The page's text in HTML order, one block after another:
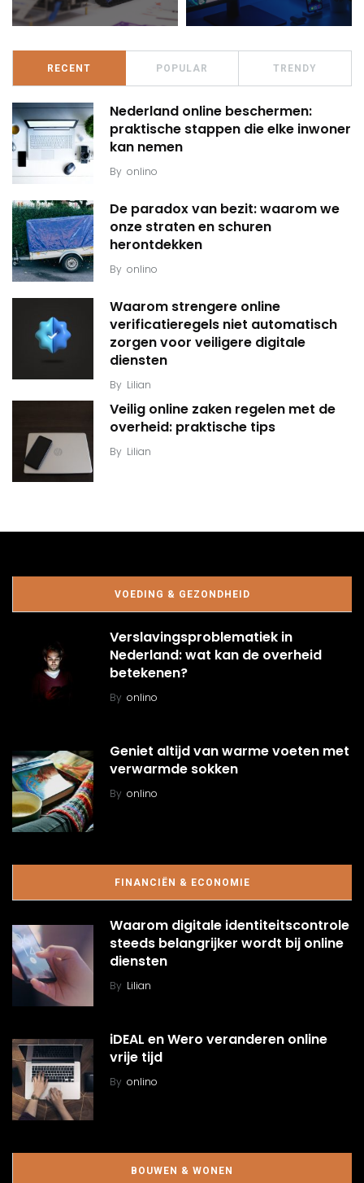
RECENT POPULAR TRENDY
Nederland online beschermen:
praktische stappen die elke inwoner
kan nemen
By onlino
De paradox van bezit: waarom we
onze straten en schuren
herontdekken
By onlino
Waarom strengere online
verificatieregels niet automatisch
zorgen voor veiligere digitale
diensten
By Lilian
Veilig online zaken regelen met de
overheid: praktische tips
By Lilian
VOEDING & GEZONDHEID
Verslavingsproblematiek in
Nederland: wat kan de overheid
betekenen?
By onlino
Geniet altijd van warme voeten met
verwarmde sokken
By onlino
FINANCIËN & ECONOMIE
Waarom digitale identiteitscontrole
steeds belangrijker wordt bij online
diensten
By Lilian
iDEAL en Wero veranderen online
vrije tijd
By onlino
BOUWEN & WONEN